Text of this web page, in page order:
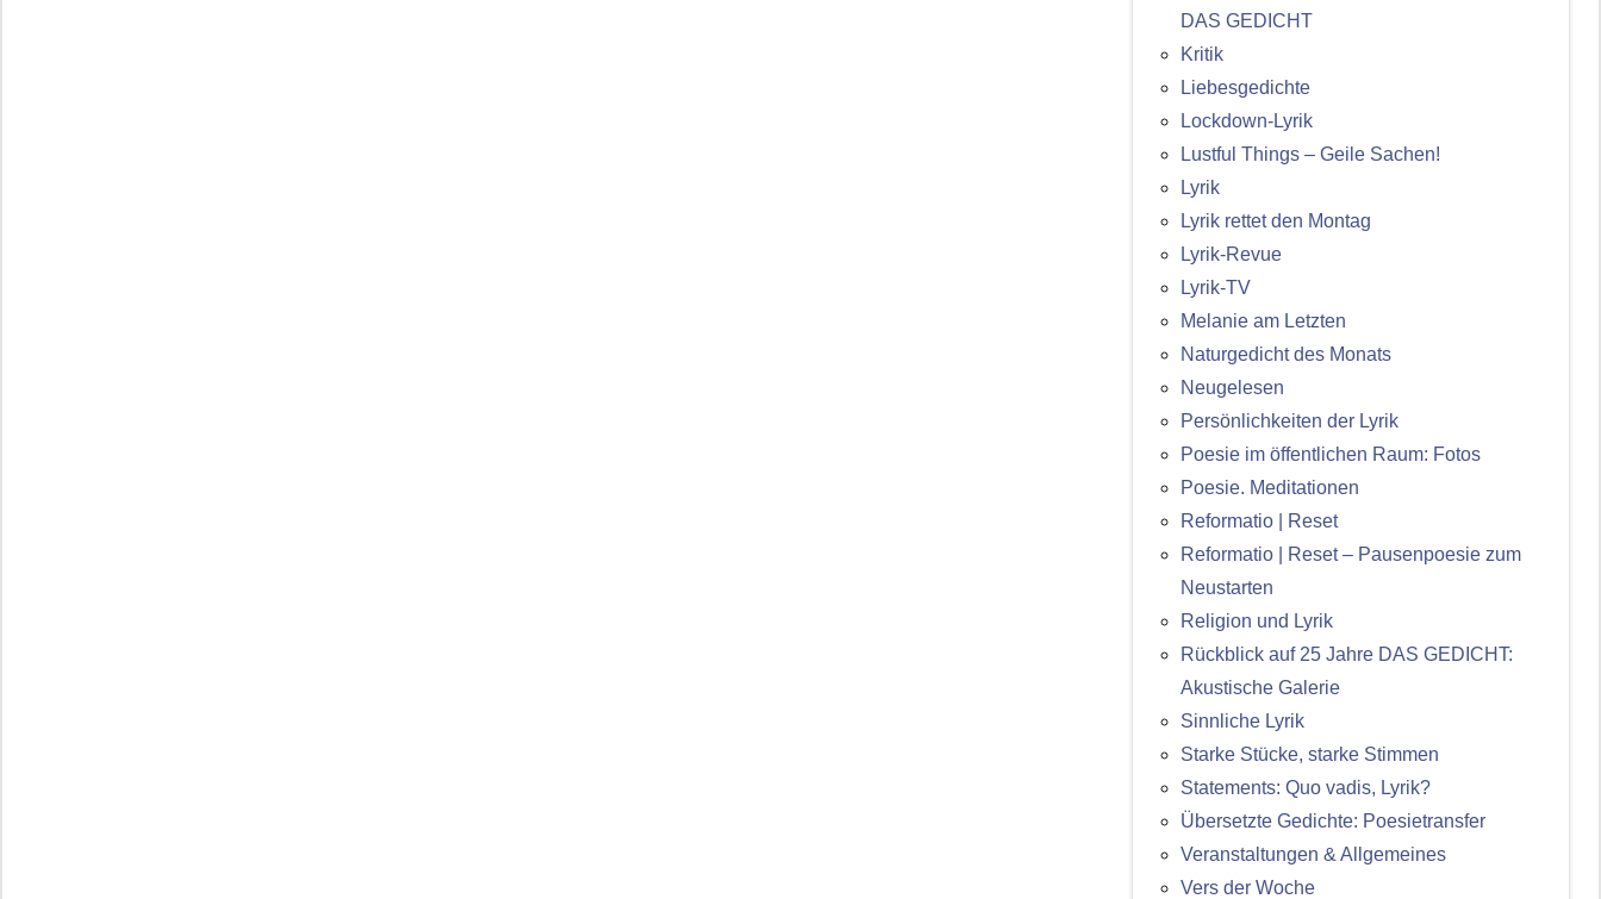
DAS GEDICHT
Kritik
Liebesgedichte
Lockdown-Lyrik
Lustful Things – Geile Sachen!
Lyrik
Lyrik rettet den Montag
Lyrik-Revue
Lyrik-TV
Melanie am Letzten
Naturgedicht des Monats
Neugelesen
Persönlichkeiten der Lyrik
Poesie im öffentlichen Raum: Fotos
Poesie. Meditationen
Reformatio | Reset
Reformatio | Reset – Pausenpoesie zum
Neustarten
Religion und Lyrik
Rückblick auf 25 Jahre DAS GEDICHT:
Akustische Galerie
Sinnliche Lyrik
Starke Stücke, starke Stimmen
Statements: Quo vadis, Lyrik?
Übersetzte Gedichte: Poesietransfer
Veranstaltungen & Allgemeines
Vers der Woche